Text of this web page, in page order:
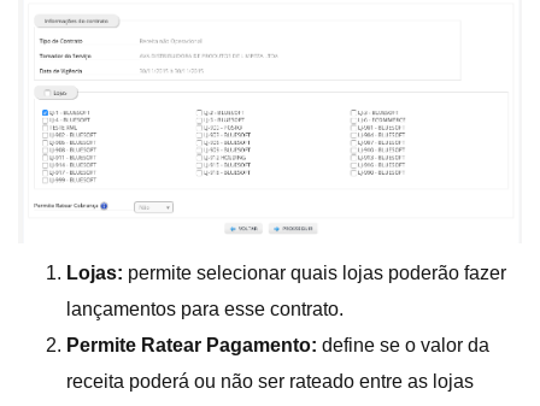
Lojas: permite selecionar quais lojas poderão fazer
lançamentos para esse contrato.
Permite Ratear Pagamento: define se o valor da
receita poderá ou não ser rateado entre as lojas